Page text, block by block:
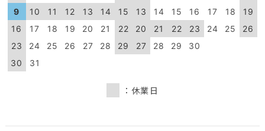
9
10 11 12 13 14
15
16
17 18 19 20 21
22
23
24 25 26 27 28
29
30
31
13
14 15 16 17 18
19
20
21 22 23 24 25
26
27
28 29 30
：休業日